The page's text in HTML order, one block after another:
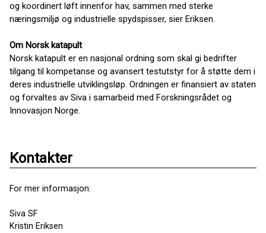
og koordinert løft innenfor hav, sammen med sterke
næringsmiljø og industrielle spydspisser, sier Eriksen.
Om Norsk katapult
Norsk katapult er en nasjonal ordning som skal gi bedrifter
tilgang til kompetanse og avansert testutstyr for å støtte dem i
deres industrielle utviklingsløp. Ordningen er finansiert av staten
og forvaltes av Siva i samarbeid med Forskningsrådet og
Innovasjon Norge.
Kontakter
For mer informasjon:
Siva SF
Kristin Eriksen